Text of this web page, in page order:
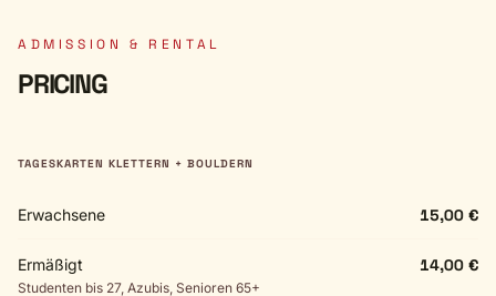
ADMISSION & RENTAL
PRICING
TAGESKARTEN KLETTERN + BOULDERN
Erwachsene 15,00 €
Ermäßigt
Studenten bis 27, Azubis, Senioren 65+
14,00 €